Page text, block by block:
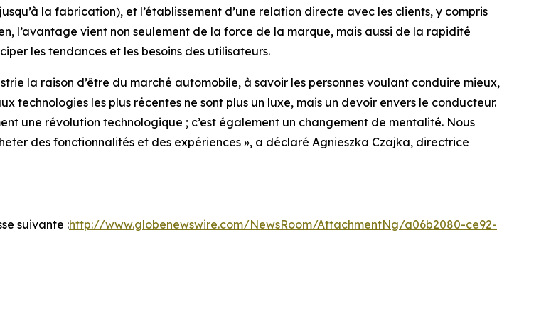
la fabrication), et l’établissement d’une relation directe avec les clients, y compris
l’avantage vient non seulement de la force de la marque, mais aussi de la rapidité
les tendances et les besoins des utilisateurs.
la raison d’être du marché automobile, à savoir les personnes voulant conduire mieux,
technologies les plus récentes ne sont plus un luxe, mais un devoir envers le conducteur.
une révolution technologique ; c’est également un changement de mentalité. Nous
des fonctionnalités et des expériences », a déclaré Agnieszka Czajka, directrice
suivante :http://www.globenewswire.com/NewsRoom/AttachmentNg/a06b2080-ce92-